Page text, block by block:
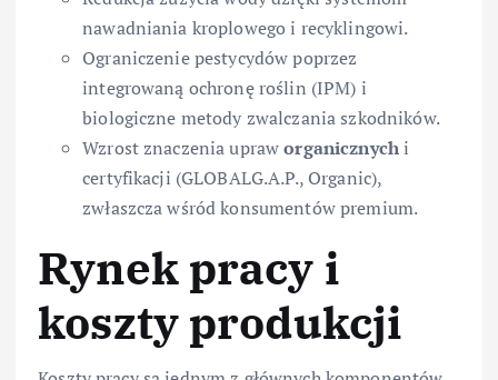
nawadniania kroplowego i recyklingowi.
Ograniczenie pestycydów poprzez
integrowaną ochronę roślin (IPM) i
biologiczne metody zwalczania szkodników.
Wzrost znaczenia upraworganicznychi
certyfikacji (GLOBALG.A.P., Organic),
zwłaszcza wśród konsumentów premium.
Rynek pracy i
koszty produkcji